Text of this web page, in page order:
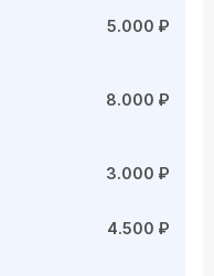
5.000 ₽
8.000 ₽
3.000 ₽
4.500 ₽